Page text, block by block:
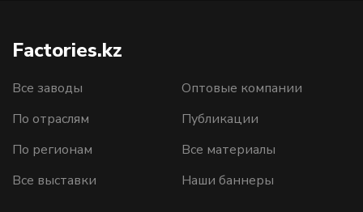
Factories.kz
Все заводы
По отраслям
По регионам
Все выставки
Оптовые компании
Публикации
Все материалы
Наши баннеры